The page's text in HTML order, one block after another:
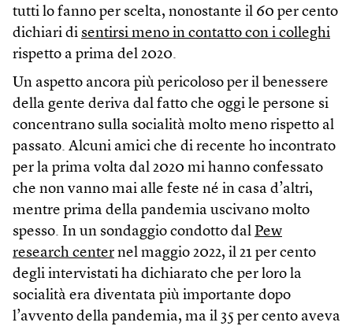
tutti lo fanno per scelta, nonostante il 60 per cento
dichiari di sentirsi meno in contatto con i colleghi
rispetto a prima del 2020.
Un aspetto ancora più pericoloso per il benessere
della gente deriva dal fatto che oggi le persone si
concentrano sulla socialità molto meno rispetto al
passato. Alcuni amici che di recente ho incontrato
per la prima volta dal 2020 mi hanno confessato
che non vanno mai alle feste né in casa d’altri,
mentre prima della pandemia uscivano molto
spesso. In un sondaggio condotto dal Pew
research center nel maggio 2022, il 21 per cento
degli intervistati ha dichiarato che per loro la
socialità era diventata più importante dopo
l’avvento della pandemia, ma il 35 per cento aveva